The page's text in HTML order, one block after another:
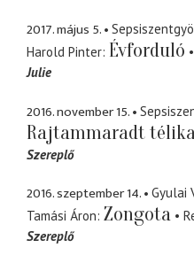
2017. május 5.
Harold Pinter Évforduló
Julie
2016. november 15.
Rajtammaradt
Szereplő
2016. szeptember 14.
Gyulai
Tamási Áron Zongota
Szereplő